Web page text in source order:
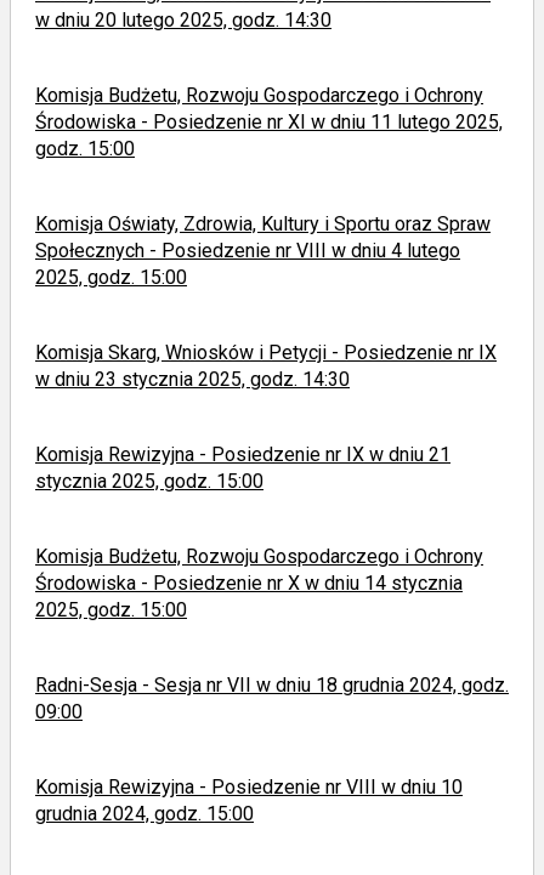
w dniu 20 lutego 2025, godz. 14:30
Komisja Budżetu, Rozwoju Gospodarczego i Ochrony
Środowiska - Posiedzenie nr XI w dniu 11 lutego 2025,
godz. 15:00
Komisja Oświaty, Zdrowia, Kultury i Sportu oraz Spraw
Społecznych - Posiedzenie nr VIII w dniu 4 lutego
2025, godz. 15:00
Komisja Skarg, Wniosków i Petycji - Posiedzenie nr IX
w dniu 23 stycznia 2025, godz. 14:30
Komisja Rewizyjna - Posiedzenie nr IX w dniu 21
stycznia 2025, godz. 15:00
Komisja Budżetu, Rozwoju Gospodarczego i Ochrony
Środowiska - Posiedzenie nr X w dniu 14 stycznia
2025, godz. 15:00
Radni-Sesja - Sesja nr VII w dniu 18 grudnia 2024, godz.
09:00
Komisja Rewizyjna - Posiedzenie nr VIII w dniu 10
grudnia 2024, godz. 15:00